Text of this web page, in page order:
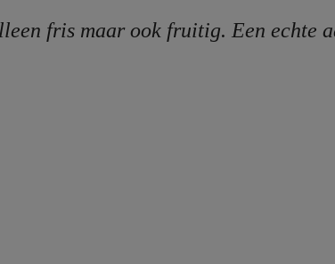
fris maar ook fruitig. Een echte